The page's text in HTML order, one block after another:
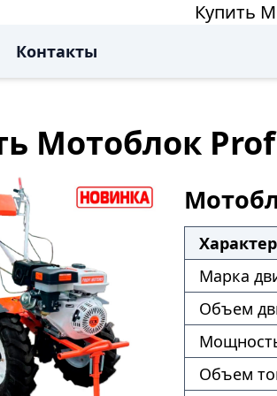
Купить
Контакты
Мотоблок
Марка
Объем
Объем